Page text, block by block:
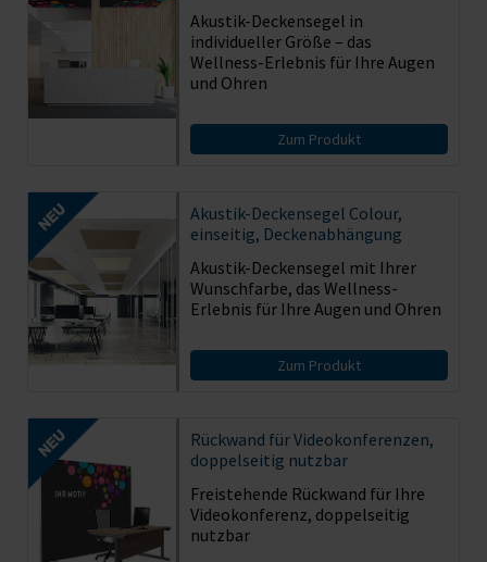
Akustik-Deckensegel in
individueller Größe – das
Wellness-Erlebnis für Ihre Augen
und Ohren
Zum Produkt
Akustik-Deckensegel Colour,
einseitig, Deckenabhängung
Akustik-Deckensegel mit Ihrer
Wunschfarbe, das Wellness-
Erlebnis für Ihre Augen und Ohren
Zum Produkt
Rückwand für Videokonferenzen,
doppelseitig nutzbar
Freistehende Rückwand für Ihre
Videokonferenz, doppelseitig
nutzbar